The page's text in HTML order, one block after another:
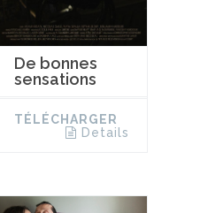
De bonnes
sensations
TÉLÉCHARGER
Details